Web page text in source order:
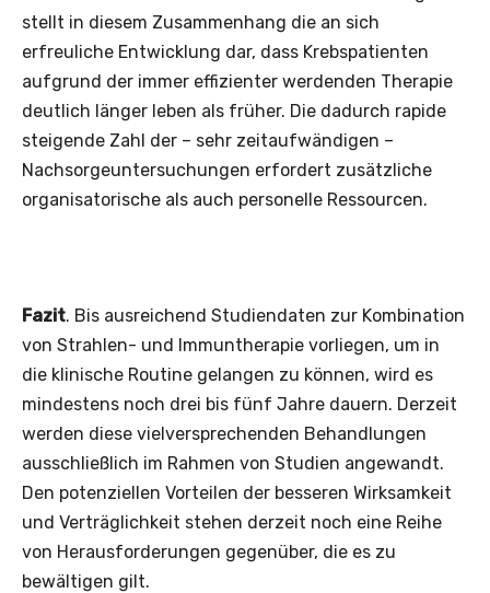
stellt in diesem Zusammenhang die an sich
erfreuliche Entwicklung dar, dass Krebspatienten
aufgrund der immer effizienter werdenden Therapie
deutlich länger leben als früher. Die dadurch rapide
steigende Zahl der – sehr zeitaufwändigen –
Nachsorgeuntersuchungen erfordert zusätzliche
organisatorische als auch personelle Ressourcen.
Fazit. Bis ausreichend Studiendaten zur Kombination
von Strahlen- und Immuntherapie vorliegen, um in
die klinische Routine gelangen zu können, wird es
mindestens noch drei bis fünf Jahre dauern. Derzeit
werden diese vielversprechenden Behandlungen
ausschließlich im Rahmen von Studien angewandt.
Den potenziellen Vorteilen der besseren Wirksamkeit
und Verträglichkeit stehen derzeit noch eine Reihe
von Herausforderungen gegenüber, die es zu
bewältigen gilt.